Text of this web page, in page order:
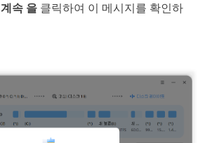
계속 을클릭하여 이 메시지를 확인하